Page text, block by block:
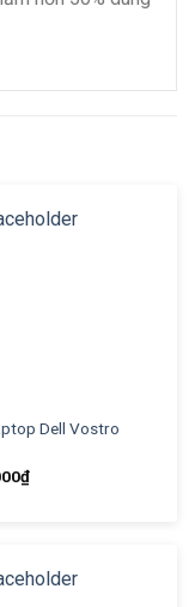
Dell Vostro
₫